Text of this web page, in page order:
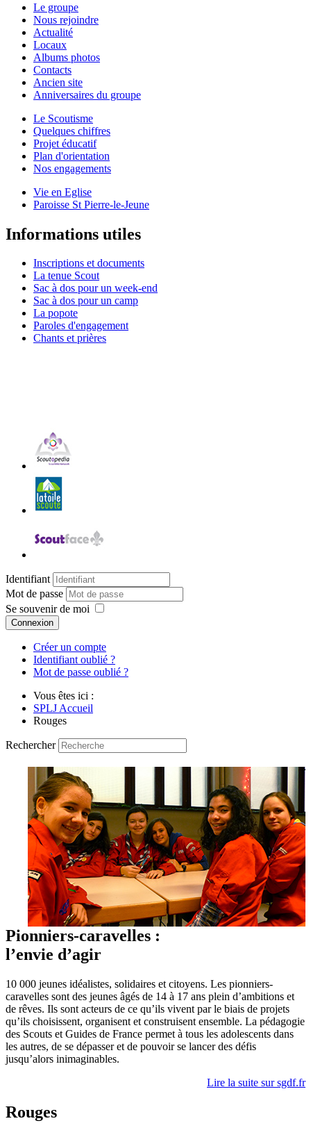
Le groupe
Nous rejoindre
Actualité
Locaux
Albums photos
Contacts
Ancien site
Anniversaires du groupe
Le Scoutisme
Quelques chiffres
Projet éducatif
Plan d'orientation
Nos engagements
Vie en Eglise
Paroisse St Pierre-le-Jeune
Informations utiles
Inscriptions et documents
La tenue Scout
Sac à dos pour un week-end
Sac à dos pour un camp
La popote
Paroles d'engagement
Chants et prières
Identifiant
Mot de passe
Se souvenir de moi
Connexion
Créer un compte
Identifiant oublié ?
Mot de passe oublié ?
Vous êtes ici :
SPLJ Accueil
Rouges
Rechercher
Pionniers-caravelles :
l’envie d’agir
10 000 jeunes idéalistes, solidaires et citoyens. Les pionniers-
caravelles sont des jeunes âgés de 14 à 17 ans plein d’ambitions et
de rêves. Ils sont acteurs de ce qu’ils vivent par le biais de projets
qu’ils choisissent, organisent et construisent ensemble. La pédagogie
des Scouts et Guides de France permet à tous les adolescents dans
les autres, de se dépasser et de pouvoir se lancer des défis
jusqu’alors inimaginables.
Lire la suite sur sgdf.fr
Rouges